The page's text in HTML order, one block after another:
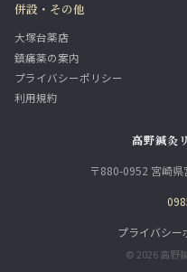
併設・その他
大塚台薬店
鎮痛薬の案内
プライバシーポリシー
利用規約
高野鍼灸
〒880-0952 宮崎
プライバシー
© 2026 高野